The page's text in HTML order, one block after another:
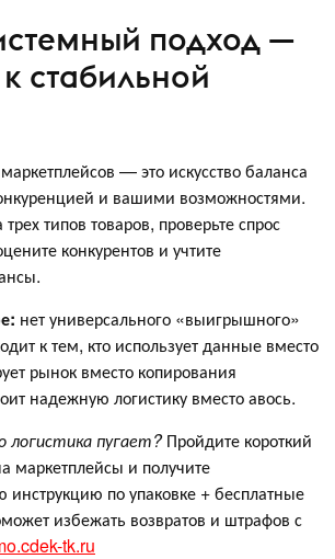
подход —
стабильной
— это искусство баланса
и вашими возможностями.
типов товаров, проверьте спрос
конкурентов и учтите
нет универсального «выигрышного»
к тем, кто использует данные вместо
рынок вместо копирования
надежную логистику вместо авось.
логистика пугает?Пройдите короткий
маркетплейсы и получите
инструкцию по упаковке + бесплатные
избежать возвратов и штрафов с
tk.ru